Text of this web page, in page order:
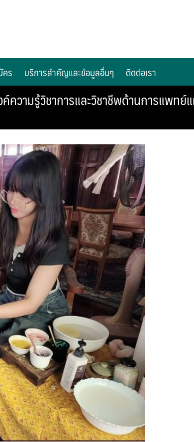
ร บริการสำคัญและข้อมูลอื่นๆ ติดต่อเรา
ความรู้วิชาการและวิชาชีพด้านการแพท